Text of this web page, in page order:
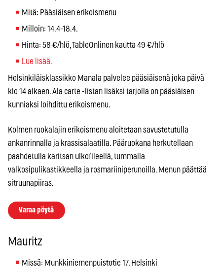
Mitä: Pääsiäisen erikoismenu
Milloin: 14.4-18.4.
Hinta: 58 €/hlö, TableOnlinen kautta 49 €/hlö
Lue lisää.
Helsinkiläisklassikko Manala palvelee pääsiäisenä joka päivä
klo 14 alkaen. Ala carte -listan lisäksi tarjolla on pääsiäisen
kunniaksi loihdittu erikoismenu.
Kolmen ruokalajin erikoismenu aloitetaan savustetutulla
ankanrinnalla ja krassisalaatilla. Pääruokana herkutellaan
paahdetulla karitsan ulkofileellä, tummalla
valkosipulikastikkeella ja rosmariiniperunoilla. Menun päättää
sitruunapiiras.
Varaa pöytä
Mauritz
Missä: Munkkiniemenpuistotie 17, Helsinki